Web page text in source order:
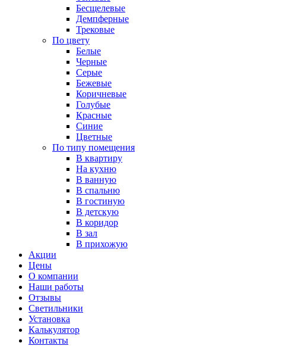
Бесщелевые
Демпферные
Трековые
По цвету
Белые
Черные
Серые
Бежевые
Коричневые
Голубые
Красные
Синие
Цветные
По типу помещения
В квартиру
На кухню
В ванную
В спальню
В гостиную
В детскую
В коридор
В зал
В прихожую
Акции
Цены
О компании
Наши работы
Отзывы
Светильники
Установка
Калькулятор
Контакты